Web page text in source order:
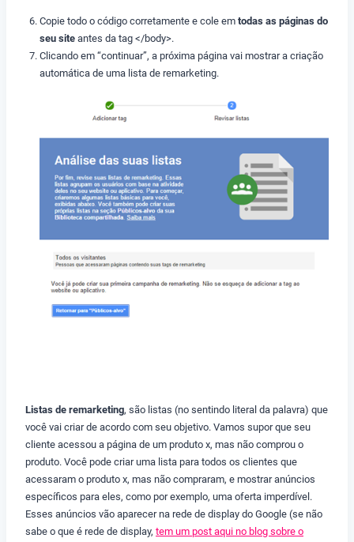
Copie todo o código corretamente e cole em todas as páginas do
seu site antes da tag </body>.
Clicando em “continuar”, a próxima página vai mostrar a criação
automática de uma lista de remarketing.
Listas de remarketing, são listas (no sentindo literal da palavra) que
você vai criar de acordo com seu objetivo. Vamos supor que seu
cliente acessou a página de um produto x, mas não comprou o
produto. Você pode criar uma lista para todos os clientes que
acessaram o produto x, mas não compraram, e mostrar anúncios
específicos para eles, como por exemplo, uma oferta imperdível.
Esses anúncios vão aparecer na rede de display do Google (se não
sabe o que é rede de display, tem um post aqui no blog sobre o